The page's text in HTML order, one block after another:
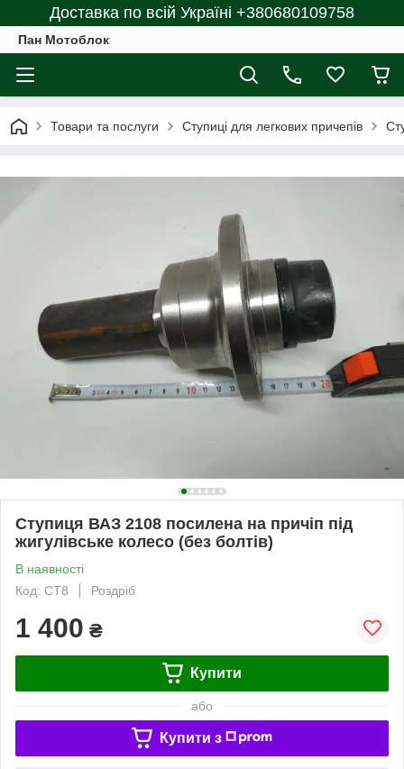
Доставка по всій Україні +380680109758
Пан Мотоблок
Товари та послуги Ступиці для легкових причепів
Ступиця ВАЗ 2108 посилена на причіп під
жигулівське колесо (без болтів)
В наявності
Код: СТ8
Роздріб
1 400 ₴
Купити
або
Купити з